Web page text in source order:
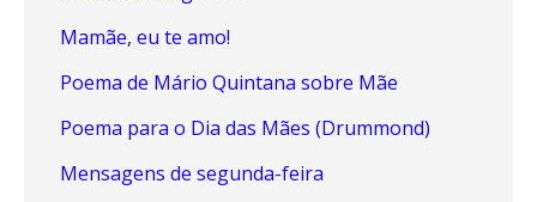
Mamãe, eu te amo!
Poema de Mário Quintana sobre Mãe
Poema para o Dia das Mães (Drummond)
Mensagens de segunda-feira